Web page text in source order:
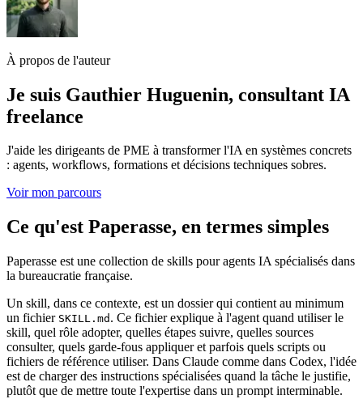
À propos de l'auteur
Je suis Gauthier Huguenin, consultant IA
freelance
J'aide les dirigeants de PME à transformer l'IA en systèmes concrets
: agents, workflows, formations et décisions techniques sobres.
Voir mon parcours
Ce qu'est Paperasse, en termes simples
Paperasse est une collection de skills pour agents IA spécialisés dans
la bureaucratie française.
Un skill, dans ce contexte, est un dossier qui contient au minimum
un fichier SKILL.md . Ce fichier explique à l'agent quand utiliser le
skill, quel rôle adopter, quelles étapes suivre, quelles sources
consulter, quels garde-fous appliquer et parfois quels scripts ou
fichiers de référence utiliser. Dans Claude comme dans Codex, l'idée
est de charger des instructions spécialisées quand la tâche le justifie,
plutôt que de mettre toute l'expertise dans un prompt interminable.